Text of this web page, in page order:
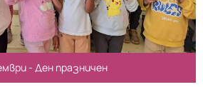
- Ден празничен